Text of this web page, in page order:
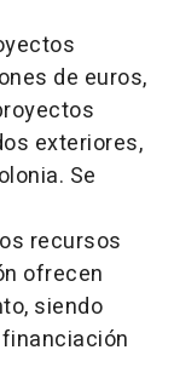
de euros,
exteriores,
Se
recursos
ofrecen
siendo